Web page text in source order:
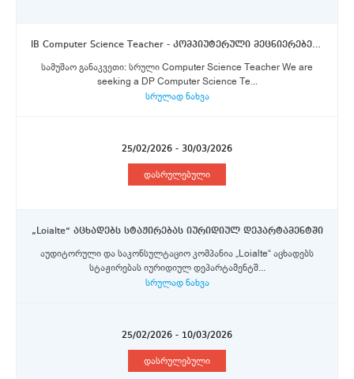
IB Computer Science Teacher - კომპიუტერული მეცნიერებების მასწავლებელი
სამუშაო განაკვეთი: სრული Computer Science Teacher We are
seeking a DP Computer Science Te...
სრულად ნახვა
25/02/2026 - 30/03/2026
დასრულებული
„Loialte“ აცხადებს სტაჟირებას იურიდიულ დეპარტამენტში
აუდიტორული და საკონსულტაციო კომპანია „Loialte“ აცხადებს
სტაჟირებას იურიდიულ დეპარტამენტშ...
სრულად ნახვა
25/02/2026 - 10/03/2026
დასრულებული